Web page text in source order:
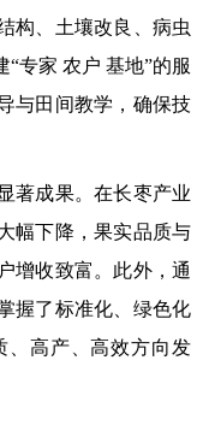
构、土壤改良、病虫
专家 农户 基地”的服
与田间教学，确保技
著成果。在长枣产业
幅下降，果实品质与
增收致富。此外，通
握了标准化、绿色化
、高产、高效方向发